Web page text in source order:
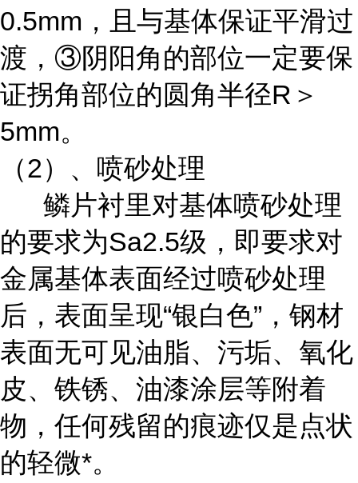
0.5mm，且与基体保证平滑过
渡，③阴阳角的部位一定要保
证拐角部位的圆角半径R＞
5mm。
（2）、喷砂处理
鳞片衬里对基体喷砂处理
的要求为Sa2.5级，即要求对
金属基体表面经过喷砂处理
后，表面呈现“银白色”，钢材
表面无可见油脂、污垢、氧化
皮、铁锈、油漆涂层等附着
物，任何残留的痕迹仅是点状
的轻微*。